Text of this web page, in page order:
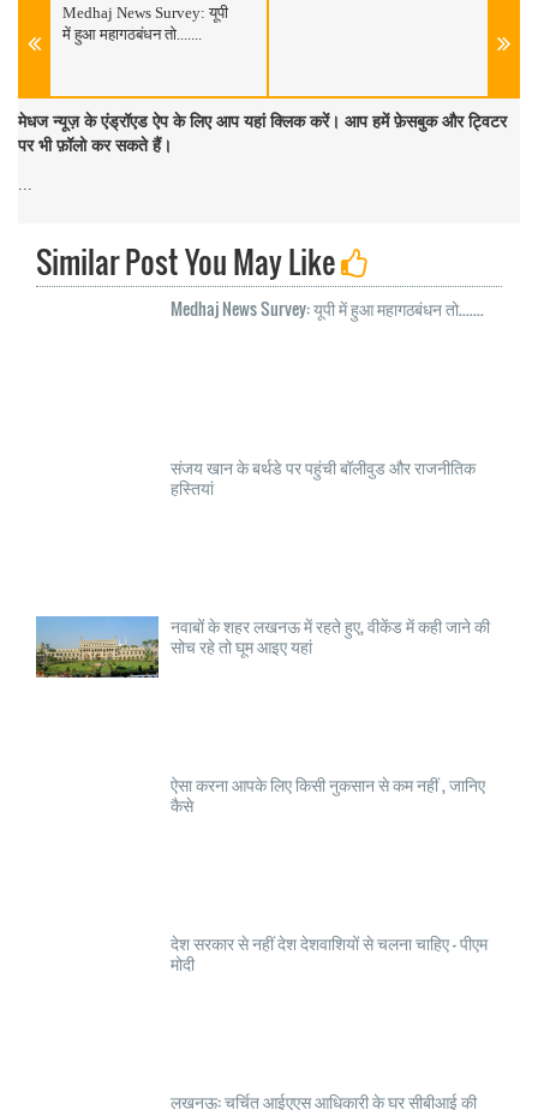
Medhaj News Survey: यूपी
में हुआ महागठबंधन तो.......
मेधज न्यूज़ के एंड्रॉएड ऐप के लिए आप यहां क्लिक करें। आप हमें फ़ेसबुक और ट्विटर
पर भी फ़ॉलो कर सकते हैं।
Similar Post You May Like
Medhaj News Survey: यूपी में हुआ महागठबंधन तो.......
संजय खान के बर्थडे पर पहुंची बॉलीवुड और राजनीतिक
हस्तियां
नवाबों के शहर लखनऊ में रहते हुए, वीकेंड में कही जाने की
सोच रहे तो घूम आइए यहां
ऐसा करना आपके लिए किसी नुकसान से कम नहीं , जानिए
कैसे
देश सरकार से नहीं देश देशवाशियों से चलना चाहिए - पीएम
मोदी
लखनऊ: चर्चित आईएएस आधिकारी के घर सीबीआई की